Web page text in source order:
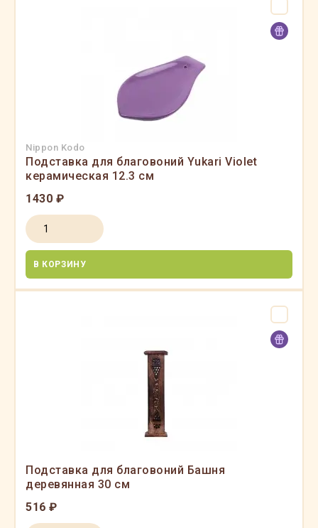
Nippon Kodo
Подставка для благовоний Yukari Violet
керамическая 12.3 см
1430 ₽
В КОРЗИНУ
Подставка для благовоний Башня
деревянная 30 см
516 ₽